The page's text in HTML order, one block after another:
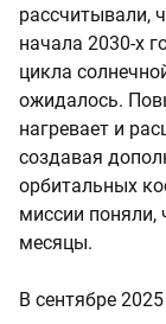
рассчитывали,
начала 2030-х
цикла
ожидалось.
нагревает и
создавая
орбитальных
миссии поняли,
месяцы.
В сентябре